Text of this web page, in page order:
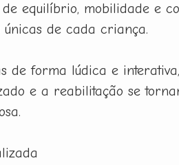
equilíbrio, mobilidade e
únicas de cada criança.
de forma lúdica e
e a reabilitação se